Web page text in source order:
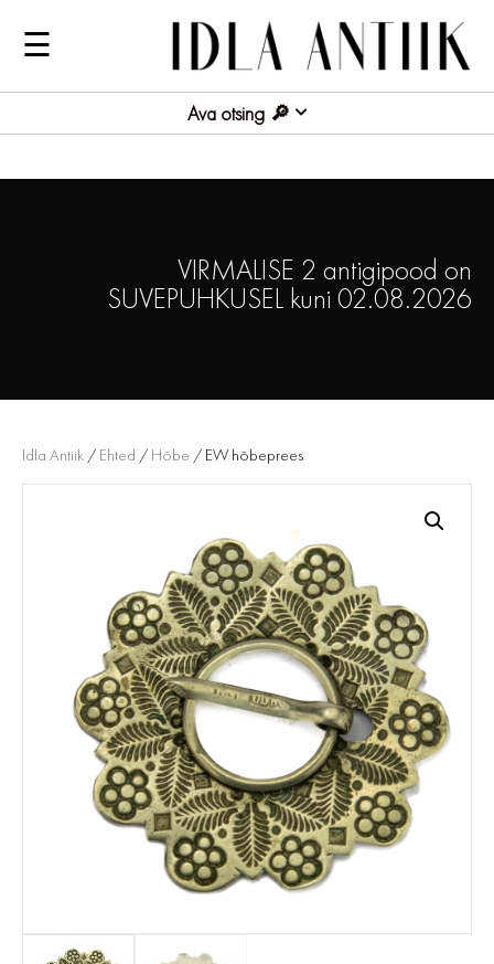
☰
Ava otsing
VIRMALISE 2 antigipood on
SUVEPUHKUSEL kuni 02.08.2026
Idla Antiik / Ehted / Hõbe / EW hõbeprees